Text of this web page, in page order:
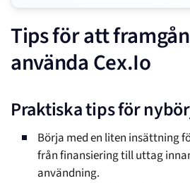
Tips för att
använda Cex.Io
Praktiska tips för
Börja med en liten insättning
från finansiering till uttag
användning.